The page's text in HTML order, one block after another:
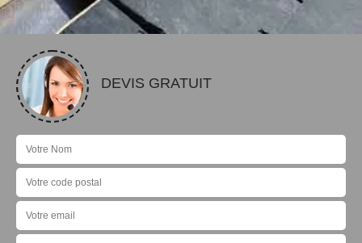
DEVIS GRATUIT